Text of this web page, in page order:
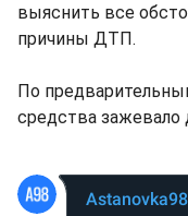
выяснить все
причины ДТП.
По
средства зажевало